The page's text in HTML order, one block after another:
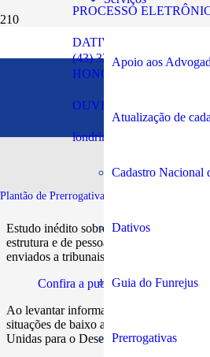
PROCESSO
DATIVOS
HONORÁRIOS
OUVIDORIA
(43) 3294-5900
londrina@oabpr.org.br
Apoio aos
Atualização de
Cadastro Nacional
Dativos
Guia do Funrejus
Prerrogativas
Plantão de Prerrogativas da Subseção:
Alternativas
diz estudo
Estudo inédito sobre o funcionamento
estrutura e de pessoal, assim como de
enviados a tribunais de 27 unidades da
Confira a publicação –
Ao levantar informações sobre
situações de baixo acompanhamento
Unidas para o Desenvolvimento (Pnud)